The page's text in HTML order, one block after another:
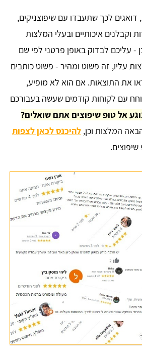
דואגים לכך שתעבדו עם שיפוצניקים,
וקבלנים איכותיים ובעלי המלצות
- עליכם לבדוק באופן פרטני לפי שם
עליו, זה פשוט ומהיר - פשוט כותבים
את התוצאות. אם הוא לא מופיע,
עם לקוחות קודמים שעשה בעבורכם
אל טופ שיפוצים אתם שואלים?
המלצות וכן, להיכנס לכאן לצפות